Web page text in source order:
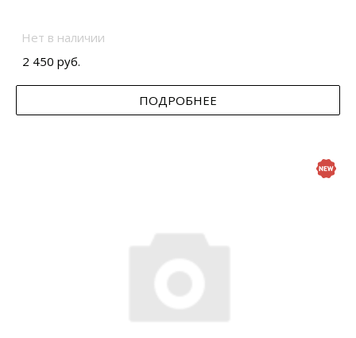
Нет в наличии
2 450 руб.
ПОДРОБНЕЕ